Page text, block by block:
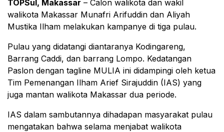
TOPSul, Makassar – Calon walikota dan wakil
walikota Makassar Munafri Arifuddin dan Aliyah
Mustika Ilham melakukan kampanye di tiga pulau.
Pulau yang didatangi diantaranya Kodingareng,
Barrang Caddi, dan barrang Lompo. Kedatangan
Paslon dengan tagline MULIA ini didampingi oleh ketua
Tim Pemenangan Ilham Arief Sirajuddin (IAS) yang
juga mantan walikota Makassar dua periode.
IAS dalam sambutannya dihadapan masyarakat pulau
mengatakan bahwa selama menjabat walikota